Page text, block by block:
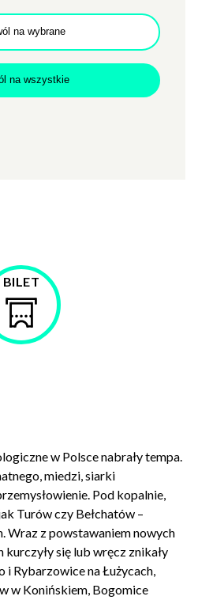
Tomczok
Kup
bilet
BILET
w Polsce nabrały tempa.
miedzi, siarki
Pod kopalnie,
Turów czy Bełchatów –
Wraz z powstawaniem nowych
się lub wręcz znikały
i Rybarzowice na Łużycach,
w Konińskiem, Bogomice
na wybrane
na wszystkie